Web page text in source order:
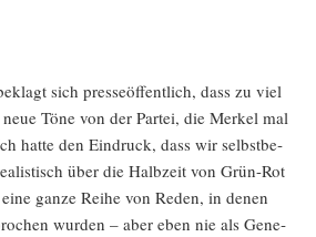
sich pres­se­öf­fent­lich, dass zu viel
Töne von der Par­tei, die Mer­kel mal
hat­te den Ein­druck, dass wir selbst­be­
über die Halb­zeit von Grün-Rot
gan­ze Rei­he von Reden, in denen
wur­den – aber eben nie als Gene­